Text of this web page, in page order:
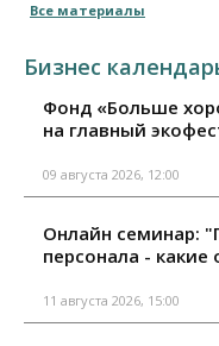
Все материалы
Бизнес
Фонд «Больше
на главный
09 августа 2026, 12:00
Онлайн семинар:
персонала -
11 августа 2026, 15:00